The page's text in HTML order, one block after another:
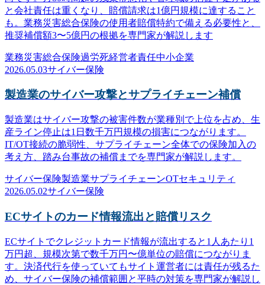
と会社責任は重くなり、賠償請求は1億円規模に達すること
も。業務災害総合保険の使用者賠償特約で備える必要性と、
推奨補償額3〜5億円の根拠を専門家が解説します
業務災害総合保険過労死経営者責任中小企業
2026.05.03サイバー保険
製造業のサイバー攻撃とサプライチェーン補償
製造業はサイバー攻撃の被害件数が業種別で上位を占め、生
産ライン停止は1日数千万円規模の損害につながります。
IT/OT接続の脆弱性、サプライチェーン全体での保険加入の
考え方、踏み台事故の補償までを専門家が解説します。
サイバー保険製造業サプライチェーンOTセキュリティ
2026.05.02サイバー保険
ECサイトのカード情報流出と賠償リスク
ECサイトでクレジットカード情報が流出すると1人あたり1
万円超、規模次第で数千万円〜億単位の賠償につながりま
す。決済代行を使っていてもサイト運営者には責任が残るた
め、サイバー保険の補償範囲と平時の対策を専門家が解説し